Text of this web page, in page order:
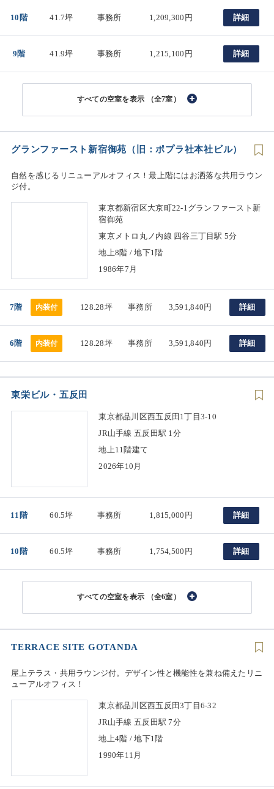
10階 41.7坪 事務所 1,209,300円 詳細
9階 41.9坪 事務所 1,215,100円 詳細
（全7室）
グランファースト新宿御苑（旧：ポプラ社本社ビル）
自然を感じるリニューアルオフィス！最上階にはお洒落な共用ラウン
ジ付。
東京都新宿区大京町22-1グランファースト新
宿御苑
東京メトロ丸ノ内線 四谷三丁目駅 5分
地上8階 / 地下1階
1986年7月
7階 内装付 128.28坪 事務所 3,591,840円 詳細
6階 内装付 128.28坪 事務所 3,591,840円 詳細
東栄ビル・五反田
東京都品川区西五反田1丁目3-10
JR山手線 五反田駅 1分
地上11階建て
2026年10月
11階 60.5坪 事務所 1,815,000円 詳細
10階 60.5坪 事務所 1,754,500円 詳細
（全6室）
TERRACE SITE GOTANDA
屋上テラス・共用ラウンジ付。デザイン性と機能性を兼ね備えたリニ
ューアルオフィス！
東京都品川区西五反田3丁目6-32
JR山手線 五反田駅 7分
地上4階 / 地下1階
1990年11月